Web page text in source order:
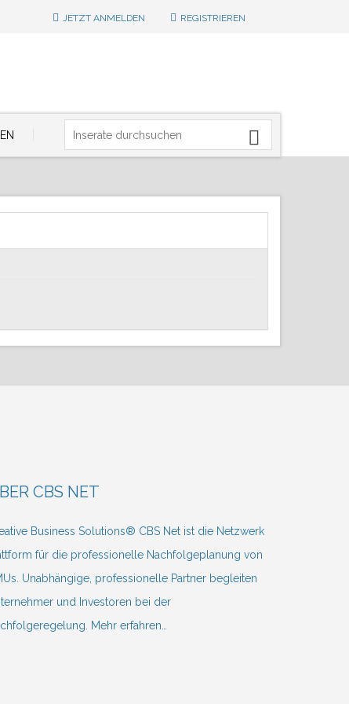
JETZT ANMELDEN REGISTRIEREN
CBS NET
Business Solutions® CBS Net ist die Netzwerk
für die professionelle Nachfolgeplanung von
Unabhängige, professionelle Partner begleiten
und Investoren bei der
Mehr erfahren…